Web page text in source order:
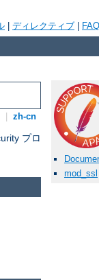
ディレクティブ FAQ
zh-cn
プロ
mod_ssl